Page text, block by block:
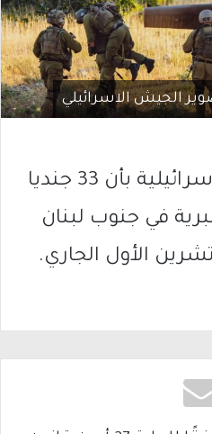
الجيش الاسرائيلي
أفادت وسائل إعلام إسرائيلية بأن 33 جنديا
في جنوب لبنان
الأول الجاري.